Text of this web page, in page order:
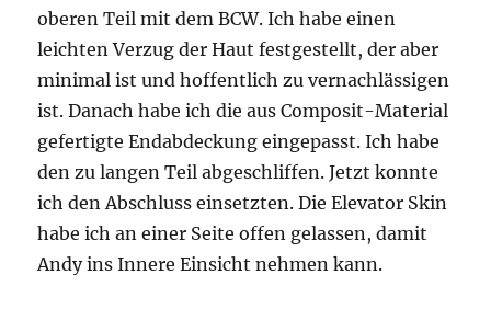
oberen Teil mit dem BCW. Ich habe einen
leichten Verzug der Haut festgestellt, der aber
minimal ist und hoffentlich zu vernachlässigen
ist. Danach habe ich die aus Composit-Material
gefertigte Endabdeckung eingepasst. Ich habe
den zu langen Teil abgeschliffen. Jetzt konnte
ich den Abschluss einsetzten. Die Elevator Skin
habe ich an einer Seite offen gelassen, damit
Andy ins Innere Einsicht nehmen kann.